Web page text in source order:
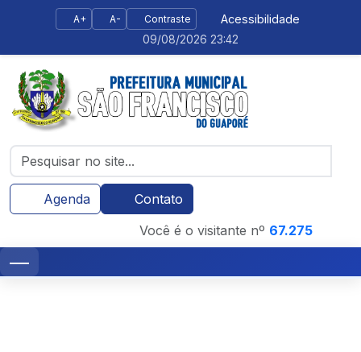
A+ A- Contraste Acessibilidade
09/08/2026 23:42
Agenda
Contato
Você é o visitante nº 67.275